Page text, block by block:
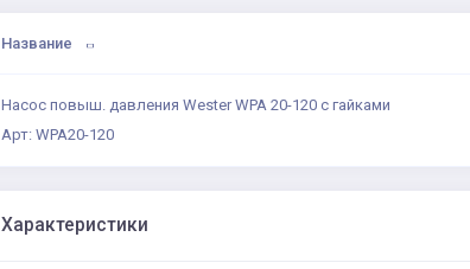
Название
Насос повыш. давления Wester WPA 20-120 с гайками
Арт: WPA20-120
Характеристики